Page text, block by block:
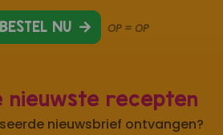
nieuwste recepten
nieuwsbrief ontvangen?
BESTEL NU OP = OP